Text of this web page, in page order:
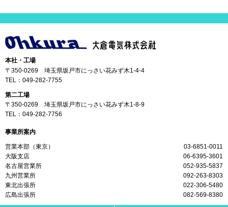
本社・工場
〒350-0269 埼玉県坂戸市にっさい花みず木1-4-4
TEL： 049-282-7755
第二工場
〒350-0269 埼玉県坂戸市にっさい花みず木1-8-9
TEL： 049-282-7756
事業所案内
営業本部（東京）
03-6851-0011
大阪支店
06-6395-3601
名古屋営業所
052-935-5837
九州営業所
092-263-8303
東北出張所
022-306-5480
広島出張所
082-569-8380